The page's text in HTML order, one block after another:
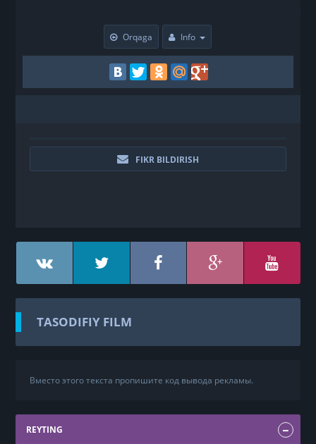
Orqaga Info
FIKR BILDIRISH
TASODIFIY FILM
Вместо этого текста пропишите код вывода рекламы.
REYTING